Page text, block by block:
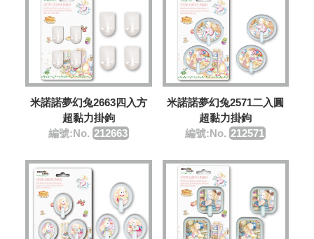
米諾諾夢幻兔2663四入方
超黏力掛鉤
編號:No. 212663
米諾諾夢幻兔2571二入圓
超黏力掛鉤
編號:No. 212571